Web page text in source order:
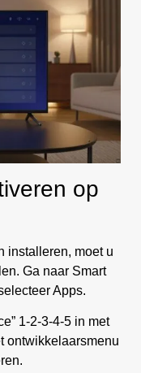
op
installeren, moet u
Ga naar Smart
Apps.
1-2-3-4-5 in met
ontwikkelaarsmenu